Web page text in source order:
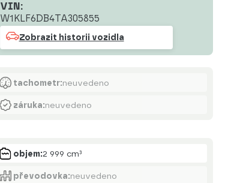
VIN:
W1KLF6DB4TA305855
Zobrazit historii vozidla
tachometr:neuvedeno
záruka:neuvedeno
objem:2 999 cm³
převodovka:neuvedeno